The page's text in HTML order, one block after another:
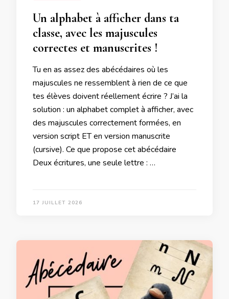
Un alphabet à afficher dans ta
classe, avec les majuscules
correctes et manuscrites !
Tu en as assez des abécédaires où les
majuscules ne ressemblent à rien de ce que
tes élèves doivent réellement écrire ? J’ai la
solution : un alphabet complet à afficher, avec
des majuscules correctement formées, en
version script ET en version manuscrite
(cursive). Ce que propose cet abécédaire
Deux écritures, une seule lettre : …
17 JUILLET 2026